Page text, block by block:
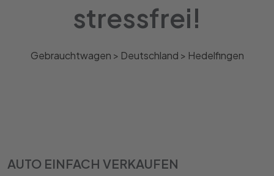
stressfrei!
Gebrauchtwagen > Deutschland > Hedelfingen
AUTO EINFACH VERKAUFEN